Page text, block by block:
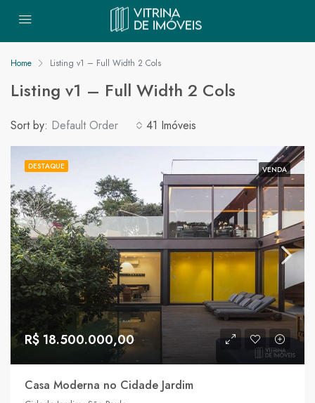
Home Listing v1 – Full Width 2 Cols
Listing v1 – Full Width 2 Cols
41 Imóveis
Sort by: Default Order
DESTAQUE VENDA
R$ 18.500.000,00
Casa Moderna no Cidade Jardim